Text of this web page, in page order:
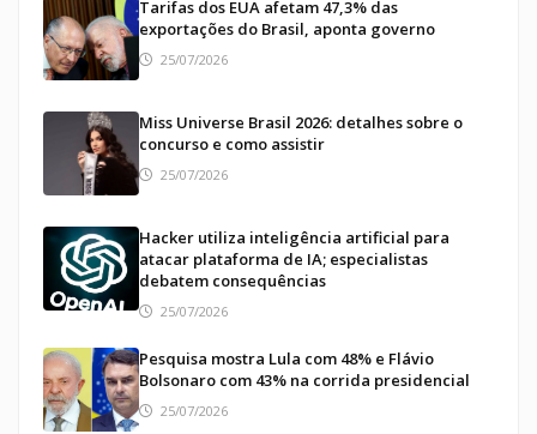
Tarifas dos EUA afetam 47,3% das
exportações do Brasil, aponta governo
25/07/2026
Miss Universe Brasil 2026: detalhes sobre o
concurso e como assistir
25/07/2026
Hacker utiliza inteligência artificial para
atacar plataforma de IA; especialistas
debatem consequências
25/07/2026
Pesquisa mostra Lula com 48% e Flávio
Bolsonaro com 43% na corrida presidencial
25/07/2026